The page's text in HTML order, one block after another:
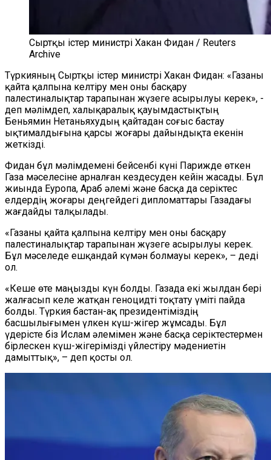
Сыртқы істер министрі Хакан Фидан / Reuters
Archive
Түркияның Сыртқы істер министрі Хакан Фидан: «Газаны
қайта қалпына келтіру мен оны басқару
палестиналықтар тарапынан жүзеге асырылуы керек», -
деп мәлімдеп, халықаралық қауымдастықтың
Беньямин Нетаньяхудың қайтадан соғыс бастау
ықтималдығына қарсы жоғары дайындықта екенін
жеткізді.
Фидан бұл мәлімдемені бейсенбі күні Парижде өткен
Газа мәселесіне арналған кездесуден кейін жасады. Бұл
жиында Еуропа, Араб әлемі және басқа да серіктес
елдердің жоғары деңгейдегі дипломаттары Газадағы
жағдайды талқылады.
«Газаны қайта қалпына келтіру мен оны басқару
палестиналықтар тарапынан жүзеге асырылуы керек.
Бұл мәселеде ешқандай күмән болмауы керек», – деді
ол.
«Кеше өте маңызды күн болды. Газада екі жылдан бері
жалғасып келе жатқан геноцидті тоқтату үміті пайда
болды. Түркия бастан-ақ президентіміздің
басшылығымен үлкен күш-жігер жұмсады. Бұл
үдерісте біз Ислам әлемімен және басқа серіктестермен
бірлескен күш-жігерімізді үйлестіру мәдениетін
дамыттық», – деп қосты ол.